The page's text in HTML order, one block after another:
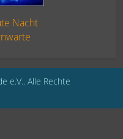
Nacht
e.V.. Alle Rechte